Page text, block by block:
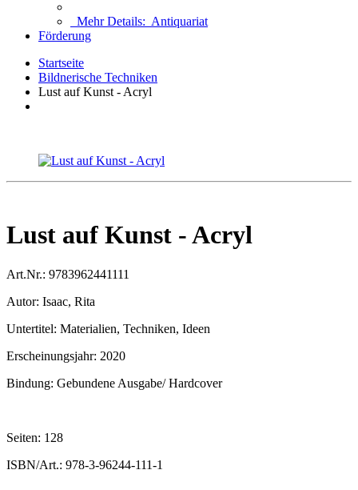
Mehr Details: Antiquariat
Förderung
Startseite
Bildnerische Techniken
Lust auf Kunst - Acryl
Lust auf Kunst - Acryl
Art.Nr.: 9783962441111
Autor: Isaac, Rita
Untertitel: Materialien, Techniken, Ideen
Erscheinungsjahr: 2020
Bindung: Gebundene Ausgabe/ Hardcover
Seiten: 128
ISBN/Art.: 978-3-96244-111-1